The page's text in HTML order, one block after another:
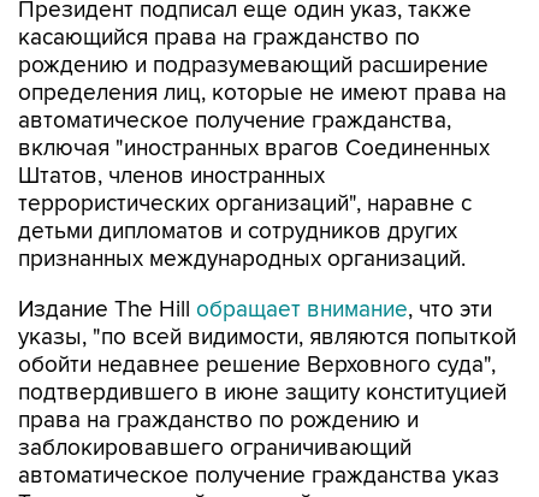
рождению и подразумевающий расширение
определения лиц, которые не имеют права на
автоматическое получение гражданства,
включая "иностранных врагов Соединенных
Штатов, членов иностранных
террористических организаций", наравне с
детьми дипломатов и сотрудников других
признанных международных организаций.
Издание The Hillобращает внимание, что эти
обойти недавнее решение Верховного суда",
подтвердившего в июне защиту конституцией
права на гражданство по рождению и
заблокировавшего ограничивающий
автоматическое получение гражданства указ
Трампа, изданный в первый день его второго
президентского срока.